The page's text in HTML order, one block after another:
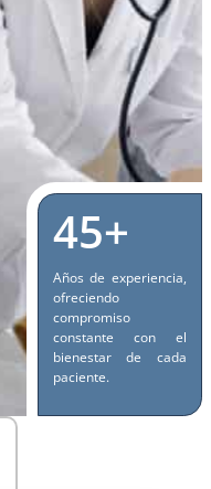
45+
Años de experiencia,
ofreciendo
compromiso
constante con el
bienestar de cada
paciente.